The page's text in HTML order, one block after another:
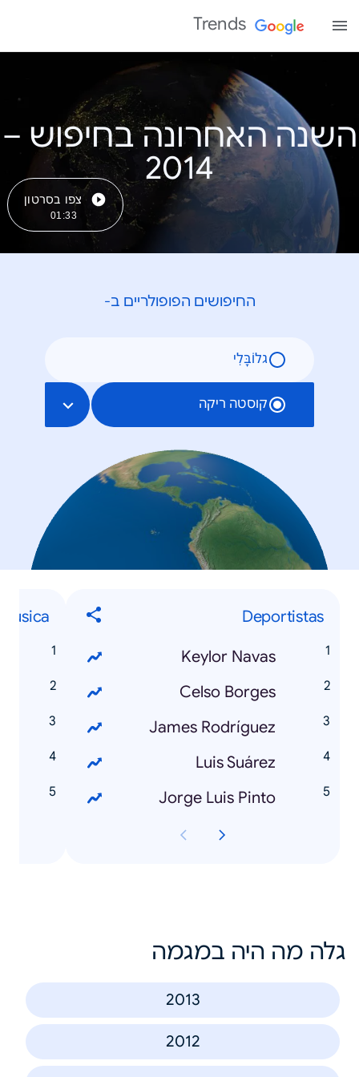
Trends
השנה האחרונה בחיפוש –
צפו בסרטון
01:33
החיפושים הפופולריים ב-
גלוֹבָּלִי
קוסטה ריקה
Deportistas
Keylor Navas
Celso Borges
James Rodríguez
Luis Suárez
Jorge Luis Pinto
Música
גלה מה היה במגמה
2013
2012